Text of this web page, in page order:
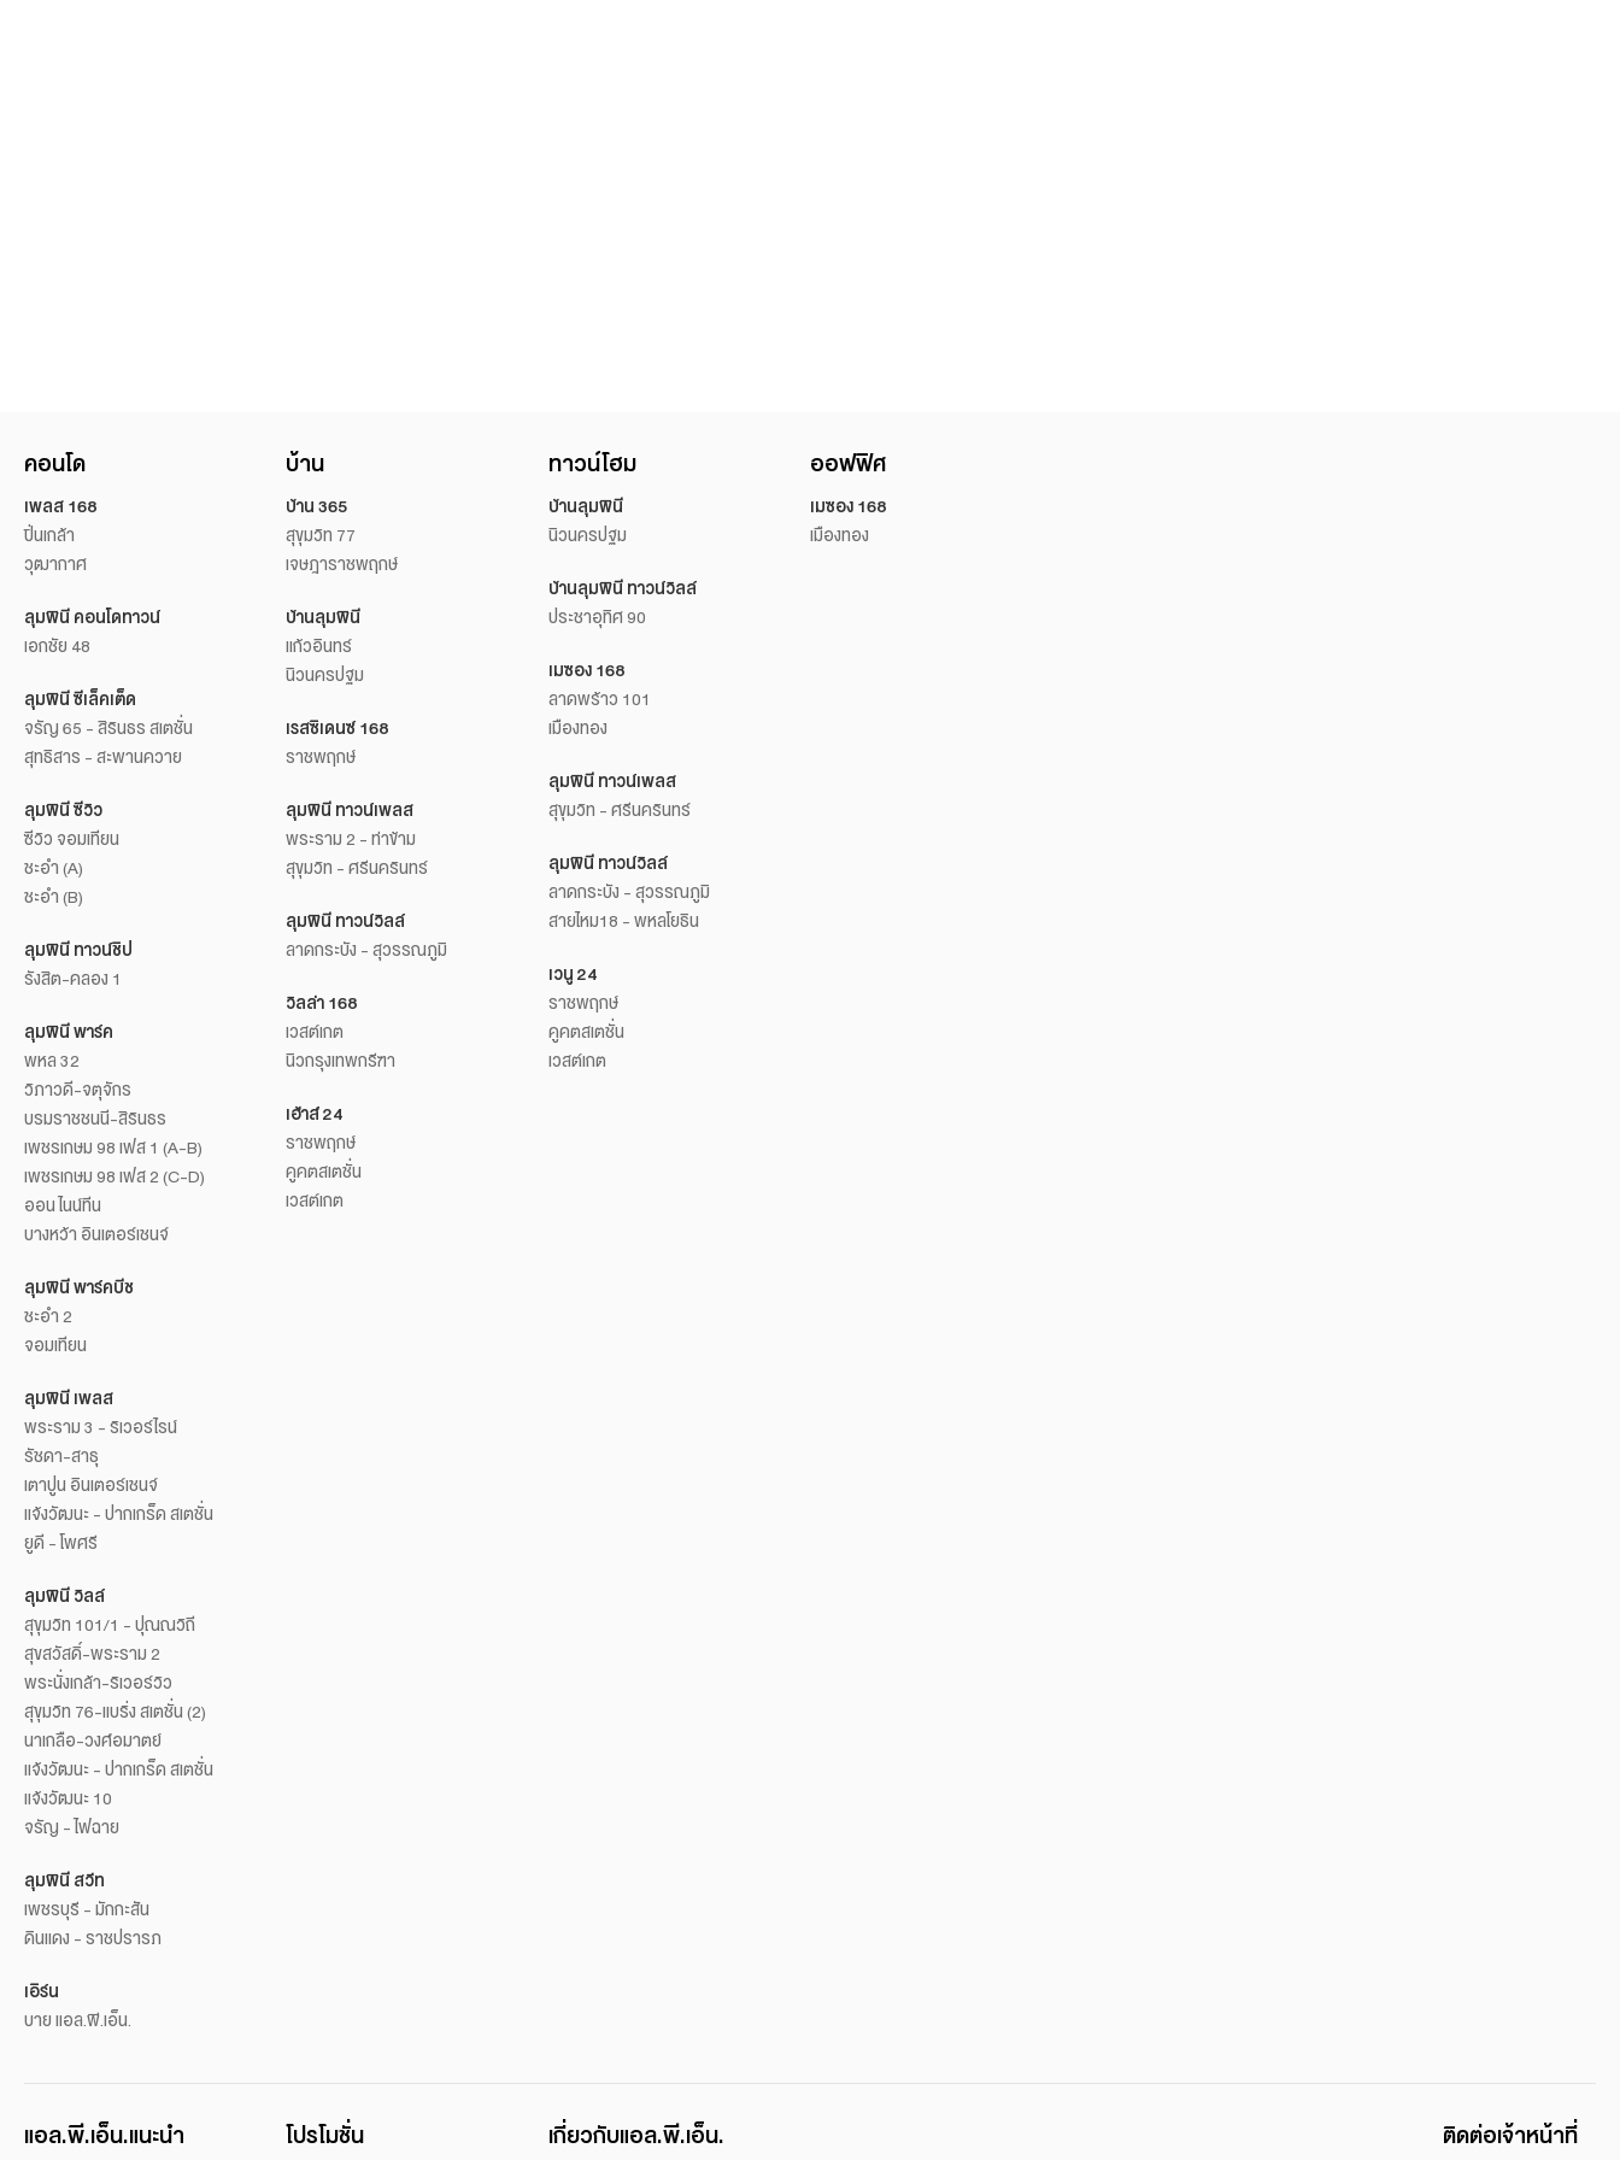
คอนโด
เพลส 168
ปิ่นเกล้า
วุฒากาศ
ลุมพินี คอนโดทาวน์
เอกชัย 48
ลุมพินี ซีเล็คเต็ด
จรัญ 65 - สิรินธร สเตชั่น
สุทธิสาร - สะพานควาย
ลุมพินี ซีวิว
ซีวิว จอมเทียน
ชะอำ (A)
ชะอำ (B)
ลุมพินี ทาวน์ชิป
รังสิต-คลอง 1
ลุมพินี พาร์ค
พหล 32
วิภาวดี-จตุจักร
บรมราชชนนี-สิรินธร
เพชรเกษม 98 เฟส 1 (A-B)
เพชรเกษม 98 เฟส 2 (C-D)
ออน ไนน์ทีน
บางหว้า อินเตอร์เชนจ์
ลุมพินี พาร์คบีช
ชะอำ 2
จอมเทียน
ลุมพินี เพลส
พระราม 3 - ริเวอร์ไรน์
รัชดา-สาธุ
เตาปูน อินเตอร์เชนจ์
แจ้งวัฒนะ - ปากเกร็ด สเตชั่น
ยูดี - โพศรี
ลุมพินี วิลล์
สุขุมวิท 101/1 - ปุณณวิถี
สุขสวัสดิ์-พระราม 2
พระนั่งเกล้า-ริเวอร์วิว
สุขุมวิท 76-แบริ่ง สเตชั่น (2)
นาเกลือ-วงศ์อมาตย์
แจ้งวัฒนะ - ปากเกร็ด สเตชั่น
แจ้งวัฒนะ 10
จรัญ - ไฟฉาย
ลุมพินี สวีท
เพชรบุรี - มักกะสัน
ดินแดง - ราชปรารภ
เอิร์น
บาย แอล.พี.เอ็น.
บ้าน
บ้าน 365
สุขุมวิท 77
เจษฎาราชพฤกษ์
บ้านลุมพินี
แก้วอินทร์
นิวนครปฐม
เรสซิเดนซ์ 168
ราชพฤกษ์
ลุมพินี ทาวน์เพลส
พระราม 2 - ท่าข้าม
สุขุมวิท - ศรีนครินทร์
ลุมพินี ทาวน์วิลล์
ลาดกระบัง - สุวรรณภูมิ
วิลล่า 168
เวสต์เกต
นิวกรุงเทพกรีฑา
เฮ้าส์ 24
ราชพฤกษ์
คูคตสเตชั่น
เวสต์เกต
ทาวน์โฮม
บ้านลุมพินี
นิวนครปฐม
บ้านลุมพินี ทาวน์วิลล์
ประชาอุทิศ 90
เมซอง 168
ลาดพร้าว 101
เมืองทอง
ลุมพินี ทาวน์เพลส
สุขุมวิท - ศรีนครินทร์
ลุมพินี ทาวน์วิลล์
ลาดกระบัง - สุวรรณภูมิ
สายไหม18 - พหลโยธิน
เวนู 24
ราชพฤกษ์
คูคตสเตชั่น
เวสต์เกต
ออฟฟิศ
เมซอง 168
เมืองทอง
แอล.พี.เอ็น.แนะนำ โปรโมชั่น เกี่ยวกับแอล.พี.เอ็น. ติดต่อเจ้าหน้าที่